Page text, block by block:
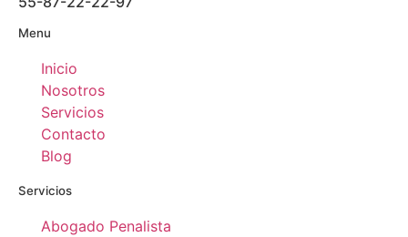
Menu
Inicio
Nosotros
Servicios
Contacto
Blog
Servicios
Abogado Penalista